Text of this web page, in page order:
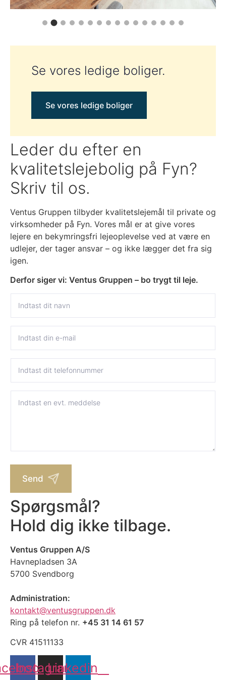
Se vores ledige boliger.
Se vores ledige boliger
Leder du efter en
kvalitetslejebolig på Fyn?
Skriv til os.
Ventus Gruppen tilbyder kvalitetslejemål til private og
virksomheder på Fyn. Vores mål er at give vores
lejere en bekymringsfri lejeoplevelse ved at være en
udlejer, der tager ansvar – og ikke lægger det fra sig
igen.
Derfor siger vi: Ventus Gruppen – bo trygt til leje.
N
v
n
a
v
E
m
a
T
l
e
m
e
M
s
Send
Spørgsmål?
Hold dig ikke tilbage.
Ventus Gruppen A/S
Havnepladsen 3A
5700 Svendborg
Administration:
kontakt@ventusgruppen.dk
Ring på telefon nr. +45 31 14 61 57
CVR 41511133
Instagram
Linkedin